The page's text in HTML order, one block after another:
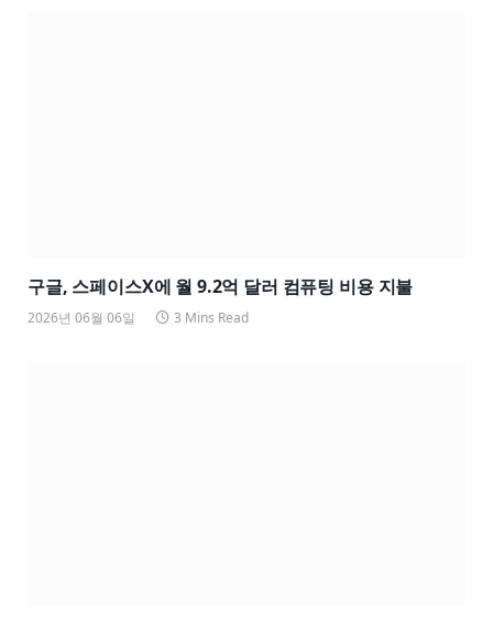
구글, 스페이스X에 월 9.2억 달러 컴퓨팅 비용 지불
2026년 06월 06일 3 Mins Read